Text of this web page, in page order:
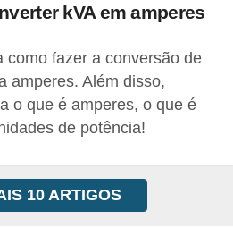
kVA em amperes
como fazer a conversão de
amperes. Além disso,
o que é amperes, o que é
de potência!
10 ARTIGOS